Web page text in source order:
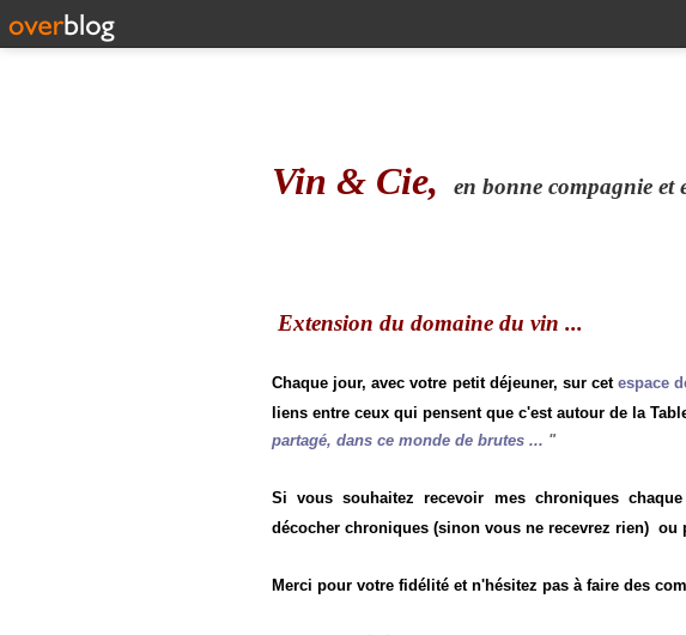
Vin & Cie, en bonne compagnie et
Extension du domaine du vin ...
Chaque jour, avec votre petit déjeuner, sur cetespace
liens entre ceux qui pensent que c'est autour de la
partagé, dans ce monde de brutes ... "
Si vous souhaitez recevoir mes chroniques
décocher chroniques (sinon vous ne recevrez rien) ou
Merci pour votre fidélité et n'hésitez pas à faire des